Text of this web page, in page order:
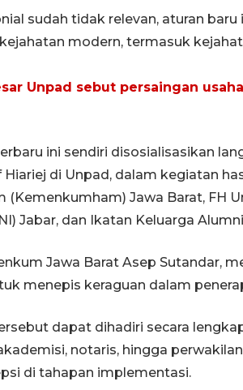
sudah tidak relevan, aturan
modern, termasuk
Unpad sebut persaingan
ini sendiri disosialisasikan
Hiariej di Unpad, dalam kegiatan
(Kemenkumham) Jawa Barat, FH
Jabar, dan Ikatan Keluarga
Jawa Barat Asep Sutandar,
menepis keraguan dalam
dapat dihadiri secara
notaris, hingga
di tahapan implementasi.